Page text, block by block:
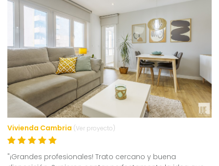
Vivienda Cambria (Ver proyecto)
"¡Grandes profesionales! Trato cercano y buena